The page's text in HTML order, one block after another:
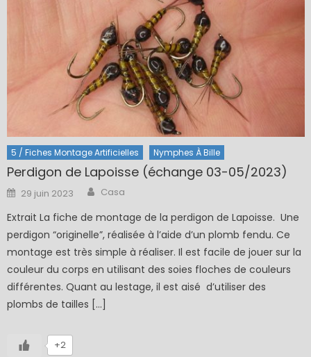
5 / Fiches Montage Artificielles Nymphes À Bille
Perdigon de Lapoisse (échange 03-05/2023)
Posted
on
29 juin 2023 Author
Casa
Extrait La fiche de montage de la perdigon de Lapoisse. Une
perdigon “originelle”, réalisée à l’aide d’un plomb fendu. Ce
montage est très simple à réaliser. Il est facile de jouer sur la
couleur du corps en utilisant des soies floches de couleurs
différentes. Quant au lestage, il est aisé d’utiliser des
plombs de tailles […]
+2